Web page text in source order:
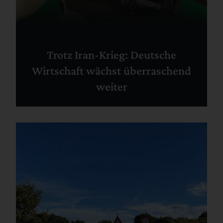
Trotz Iran-Krieg: Deutsche
Wirtschaft wächst überraschend
weiter